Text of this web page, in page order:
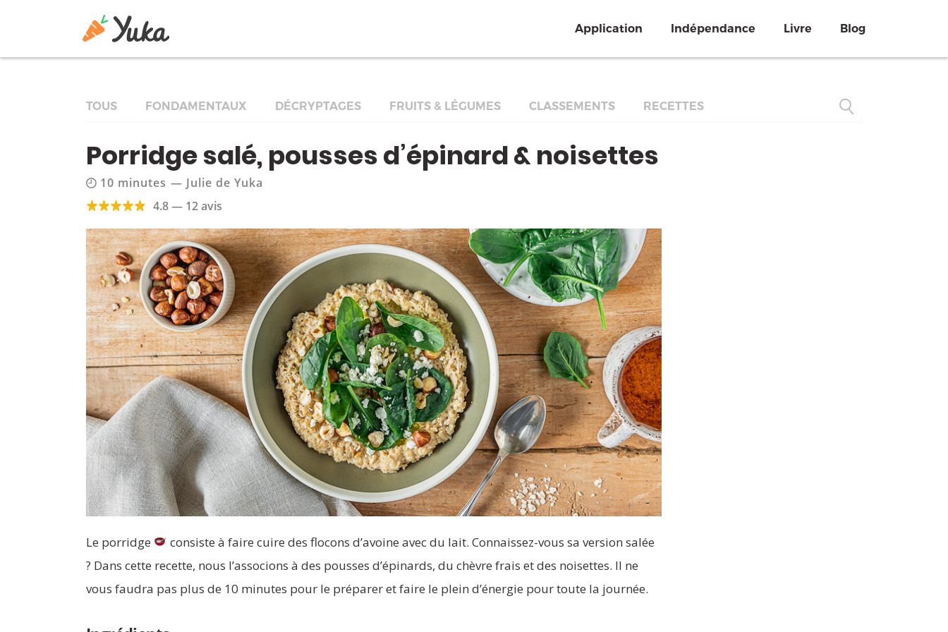
Application Indépendance Livre Blog
TOUS FONDAMENTAUX DÉCRYPTAGES FRUITS & LÉGUMES CLASSEMENTS RECETTES
Porridge salé, pousses d’épinard & noisettes
10 minutes — Julie de Yuka
4.8 — 12 avis
Le porridge
consiste à faire cuire des flocons d’avoine avec du lait. Connaissez-vous sa version salée
? Dans cette recette, nous l’associons à des pousses d’épinards, du chèvre frais et des noisettes. Il ne
vous faudra pas plus de 10 minutes pour le préparer et faire le plein d’énergie pour toute la journée.